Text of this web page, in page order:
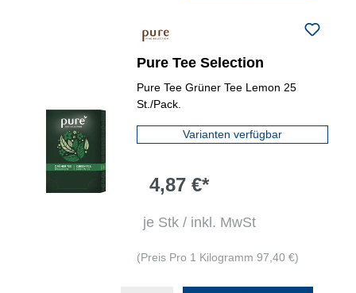
Pure Tee Selection
Pure Tee Grüner Tee Lemon 25
St./Pack.
Varianten verfügbar
4,87 €*
je Stk / inkl. MwSt
(Preis Pro 1 Kilogramm 97,40 €)